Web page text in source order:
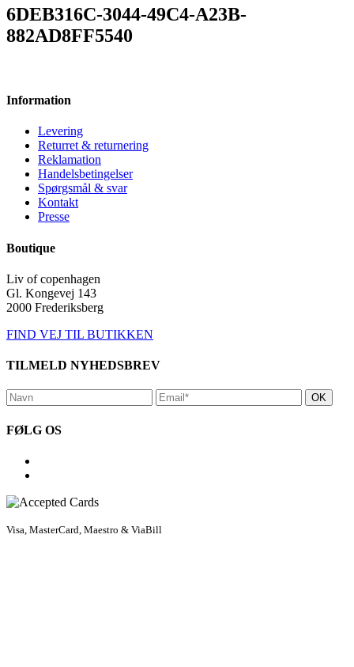
6DEB316C-3044-49C4-A23B-
882AD8FF5540
Information
Levering
Returret & returnering
Reklamation
Handelsbetingelser
Spørgsmål & svar
Kontakt
Presse
Boutique
Liv of copenhagen
Gl. Kongevej 143
2000 Frederiksberg
FIND VEJ TIL BUTIKKEN
TILMELD NYHEDSBREV
FØLG OS
Visa, MasterCard, Maestro & ViaBill